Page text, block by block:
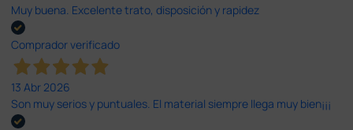
Muy buena. Excelente trato, disposición y rapidez
Comprador verificado
13 Abr 2026
Son muy serios y puntuales. El material siempre llega muy bien¡¡¡